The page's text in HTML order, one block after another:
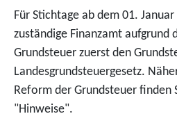
Für Stichtage ab dem 01.
zuständige Finanzamt aufgrund
Grundsteuer zuerst den
Landesgrundsteuergesetz.
Reform der Grundsteuer finden
"Hinweise".